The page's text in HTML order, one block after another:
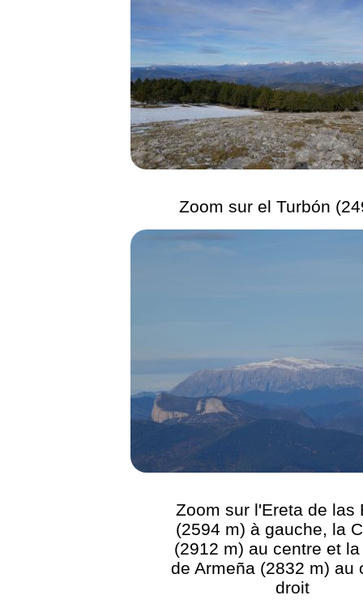
Zoom sur el Turbón
Zoom sur l'Ereta de las
(2594 m) à gauche, la
(2912 m) au centre et
de Armeña (2832 m) au
droit